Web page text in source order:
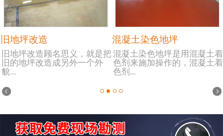
旧地坪改造
旧地坪改造顾名思义，就是把
旧的地坪改造成另外一个外
貌...
混凝土染色地坪
混凝土染色地坪是用混凝土着
色剂来施加操作的，混凝土着
色剂...